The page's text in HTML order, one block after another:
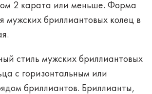
2 карата или меньше. Форма
мужских бриллиантовых колец в
стиль мужских бриллиантовых
с горизонтальным или
бриллиантов. Бриллианты,